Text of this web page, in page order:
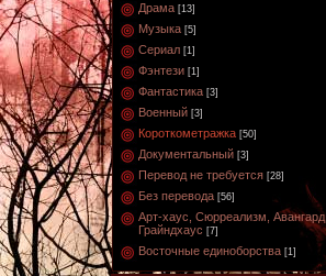
Драма [13]
Музыка [5]
Сериал [1]
Фэнтези [1]
Фантастика [3]
Военный [3]
Короткометражка [50]
Документальный [3]
Перевод не требуется [28]
Без перевода [56]
Арт-хаус, Сюрреализм, Авангард,
Грайндхаус [7]
Восточные единоборства [1]